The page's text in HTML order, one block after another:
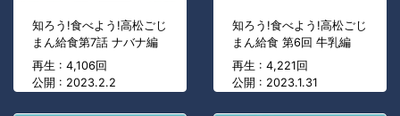
知ろう!食べよう!高松ごじ
まん給食第7話 ナバナ編
再生 : 4,106回
公開 : 2023.2.2
知ろう!食べよう!高松ごじ
まん給食 第6回 牛乳編
再生 : 4,221回
公開 : 2023.1.31